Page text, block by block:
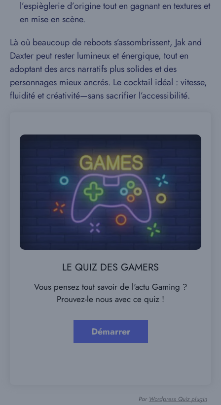
l’espièglerie d’origine tout en gagnant en textures et
en mise en scène.
Là où beaucoup de reboots s’assombrissent, Jak and
Daxter peut rester lumineux et énergique, tout en
adoptant des arcs narratifs plus solides et des
personnages mieux ancrés. Le cocktail idéal : vitesse,
fluidité et créativité—sans sacrifier l’accessibilité.
LE QUIZ DES GAMERS
Vous pensez tout savoir de l'actu Gaming ?
Prouvez-le nous avec ce quiz !
Par Wordpress Quiz plugin